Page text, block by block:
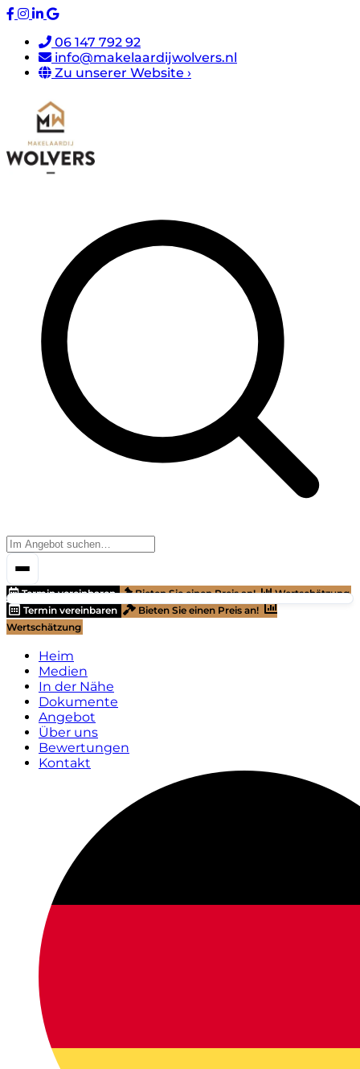
06 147 792 92
info@makelaardijwolvers.nl
Zu unserer Website ›
Termin vereinbaren Bieten Sie einen Preis an!
Wertschätzung
Termin vereinbaren
Bieten Sie einen Preis an!
Wertschätzung
Heim
Medien
In der Nähe
Dokumente
Angebot
Über uns
Bewertungen
Kontakt